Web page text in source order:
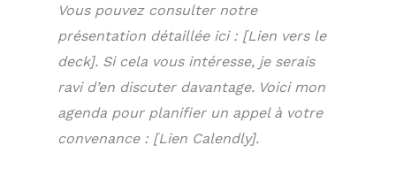
Vous pouvez consulter notre
présentation détaillée ici : [Lien vers le
deck]. Si cela vous intéresse, je serais
ravi d’en discuter davantage. Voici mon
agenda pour planifier un appel à votre
convenance : [Lien Calendly].